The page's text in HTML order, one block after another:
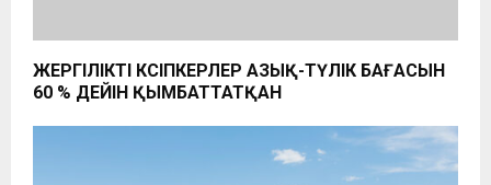
ЖЕРГІЛІКТІ КӘСІПКЕРЛЕР АЗЫҚ-ТҮЛІК БАҒАСЫН
60 % ДЕЙІН ҚЫМБАТТАТҚАН